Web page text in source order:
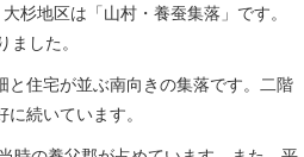
杉地区は「山村・養蚕集落」です。
した。
と住宅が並ぶ南向きの集落です。二階
続いています。